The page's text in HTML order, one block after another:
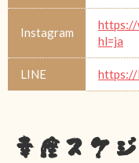
Instagram
https://
hl=ja
LINE https://
幸座スケ